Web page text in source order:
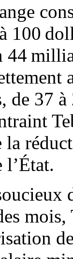
100
44
de 37
la
l’État.
mois,